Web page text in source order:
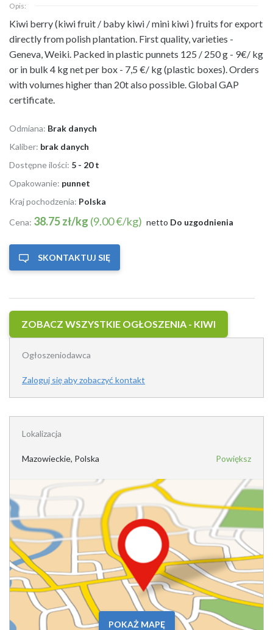
Opis:
Kiwi berry (kiwi fruit / baby kiwi / mini kiwi ) fruits for export
directly from polish plantation. First quality, varieties -
Geneva, Weiki. Packed in plastic punnets 125 / 250 g - 9€/ kg
or in bulk 4 kg net per box - 7,5 €/ kg (plastic boxes). Orders
with volumes higher than 20t also possible. Global GAP
certificate.
Odmiana: Brak danych
Kaliber: brak danych
Dostępne ilości: 5 - 20 t
Opakowanie: punnet
Kraj pochodzenia: Polska
Cena: 38.75 zł/kg (9.00 €/kg) netto Do uzgodnienia
SKONTAKTUJ SIĘ
ZOBACZ WSZYSTKIE OGŁOSZENIA - KIWI
Ogłoszeniodawca
Zaloguj się aby zobaczyć kontakt
Lokalizacja
Mazowieckie, Polska Powiększ
POKAŻ MAPĘ